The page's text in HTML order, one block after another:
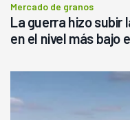
Mercado de granos
La guerra hizo subir
en el nivel más bajo